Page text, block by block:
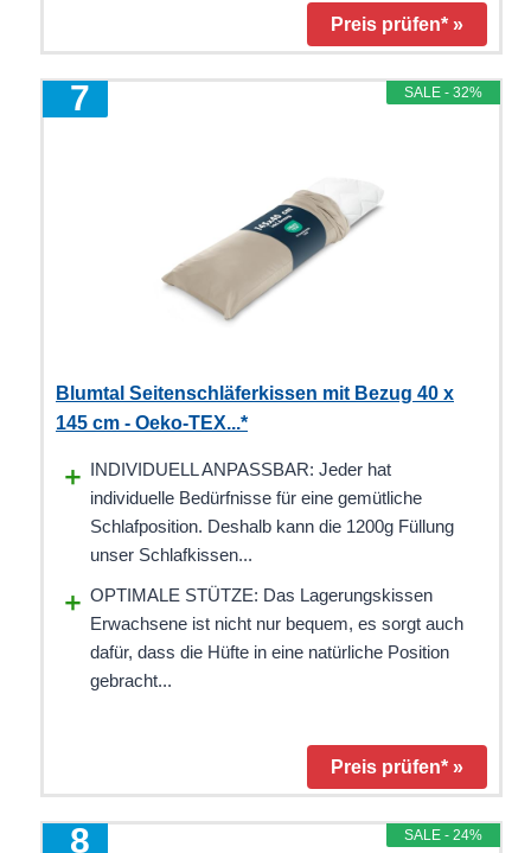
Preis prüfen* »
SALE - 32%
Blumtal Seitenschläferkissen mit Bezug 40 x
145 cm - Oeko-TEX...*
INDIVIDUELL ANPASSBAR: Jeder hat
individuelle Bedürfnisse für eine gemütliche
Schlafposition. Deshalb kann die 1200g Füllung
unser Schlafkissen...
OPTIMALE STÜTZE: Das Lagerungskissen
Erwachsene ist nicht nur bequem, es sorgt auch
dafür, dass die Hüfte in eine natürliche Position
gebracht...
Preis prüfen* »
SALE - 24%